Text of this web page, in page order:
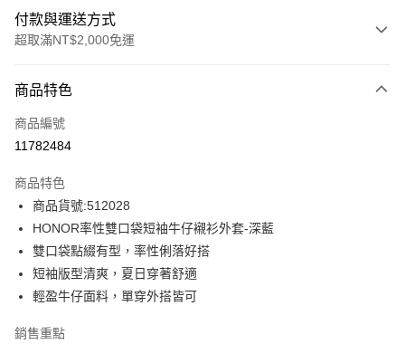
付款與運送方式
超取滿NT$2,000免運
信用卡一次付款
超商取貨付款
Apple Pay
街口支付
悠遊付
Google Pay
ATM付款
商品特色
商品編號
11782484
商品特色
商品貨號:512028
HONOR率性雙口袋短袖牛仔襯衫外套-深藍
雙口袋點綴有型，率性俐落好搭
短袖版型清爽，夏日穿著舒適
輕盈牛仔面料，單穿外搭皆可
銷售重點